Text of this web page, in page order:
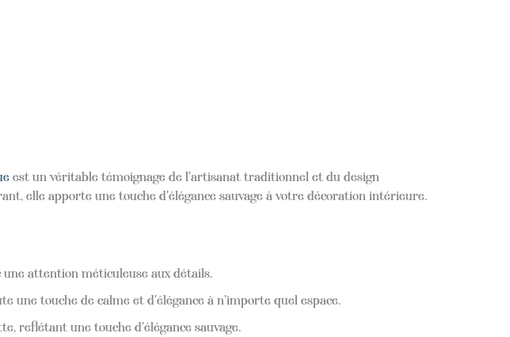
est un véritable témoignage de l'artisanat traditionnel et du design
elle apporte une touche d'élégance sauvage à votre décoration intérieure.
attention méticuleuse aux détails.
une touche de calme et d'élégance à n'importe quel espace.
reflétant une touche d'élégance sauvage.